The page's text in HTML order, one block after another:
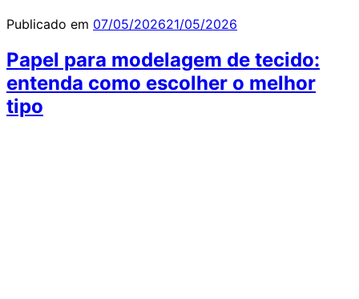
Publicado em 07/05/202621/05/2026
Papel para modelagem de tecido:
entenda como escolher o melhor
tipo